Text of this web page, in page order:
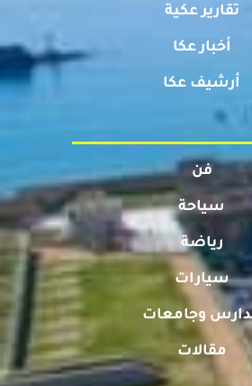
تقارير عكية
أخبار عكا
أرشيف عكا
فن
سياحة
رياضة
سيارات
وجامعات
مقالات